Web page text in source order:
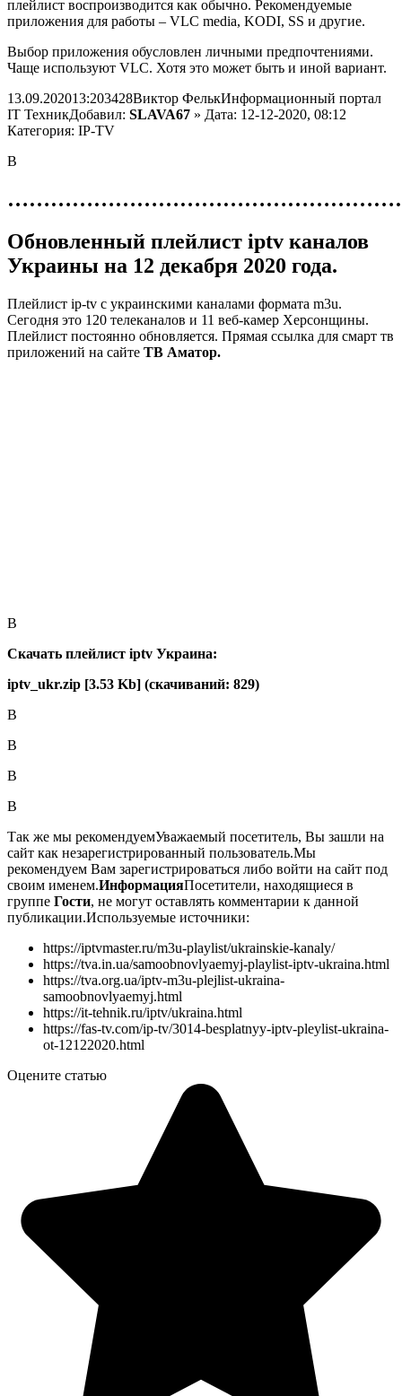
плейлист воспроизводится как обычно. Рекомендуемые
приложения для работы – VLC media, KODI, SS и другие.
Выбор приложения обусловлен личными предпочтениями.
Чаще используют VLC. Хотя это может быть и иной вариант.
13.09.202013:203428Виктор ФелькИнформационный портал
IT ТехникДобавил: SLAVA67 » Дата: 12-12-2020, 08:12
Категория: IP-TV
В
Обновленный плейлист iptv каналов
Украины на 12 декабря 2020 года.
Плейлист ip-tv с украинскими каналами формата m3u.
Сегодня это 120 телеканалов и 11 веб-камер Херсонщины.
Плейлист постоянно обновляется. Прямая ссылка для смарт тв
приложений на сайте ТВ Аматор.
В
Скачать плейлист iptv Украина:
iptv_ukr.zip [3.53 Kb] (cкачиваний: 829)
В
В
В
В
Так же мы рекомендуемУважаемый посетитель, Вы зашли на
сайт как незарегистрированный пользователь.Мы
рекомендуем Вам зарегистрироваться либо войти на сайт под
своим именем.ИнформацияПосетители, находящиеся в
группе Гости, не могут оставлять комментарии к данной
публикации.Используемые источники:
https://iptvmaster.ru/m3u-playlist/ukrainskie-kanaly/
https://tva.in.ua/samoobnovlyaemyj-playlist-iptv-ukraina.html
https://tva.org.ua/iptv-m3u-plejlist-ukraina-
samoobnovlyaemyj.html
https://it-tehnik.ru/iptv/ukraina.html
https://fas-tv.com/ip-tv/3014-besplatnyy-iptv-pleylist-ukraina-
ot-12122020.html
Оцените статью